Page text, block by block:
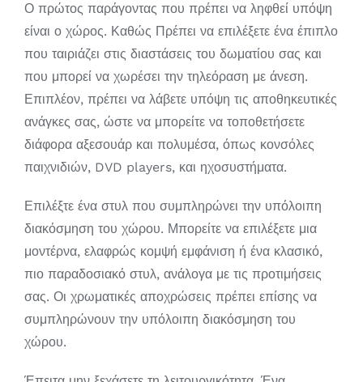
Ο πρώτος παράγοντας που πρέπει να ληφθεί υπόψη
είναι ο χώρος. Καθώς Πρέπει να επιλέξετε ένα έπιπλο
που ταιριάζει στις διαστάσεις του δωματίου σας και
που μπορεί να χωρέσει την τηλεόραση με άνεση.
Επιπλέον, πρέπει να λάβετε υπόψη τις αποθηκευτικές
ανάγκες σας, ώστε να μπορείτε να τοποθετήσετε
διάφορα αξεσουάρ και πολυμέσα, όπως κονσόλες
παιχνιδιών, DVD players, και ηχοσυστήματα.
Επιλέξτε ένα στυλ που συμπληρώνει την υπόλοιπη
διακόσμηση του χώρου. Μπορείτε να επιλέξετε μια
μοντέρνα, ελαφρώς κομψή εμφάνιση ή ένα κλασικό,
πιο παραδοσιακό στυλ, ανάλογα με τις προτιμήσεις
σας. Οι χρωματικές αποχρώσεις πρέπει επίσης να
συμπληρώνουν την υπόλοιπη διακόσμηση του
χώρου.